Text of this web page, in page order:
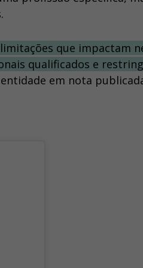
que impactam
qualificados e
em nota